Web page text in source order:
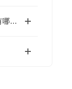
光合作用测定仪的特点有哪些？